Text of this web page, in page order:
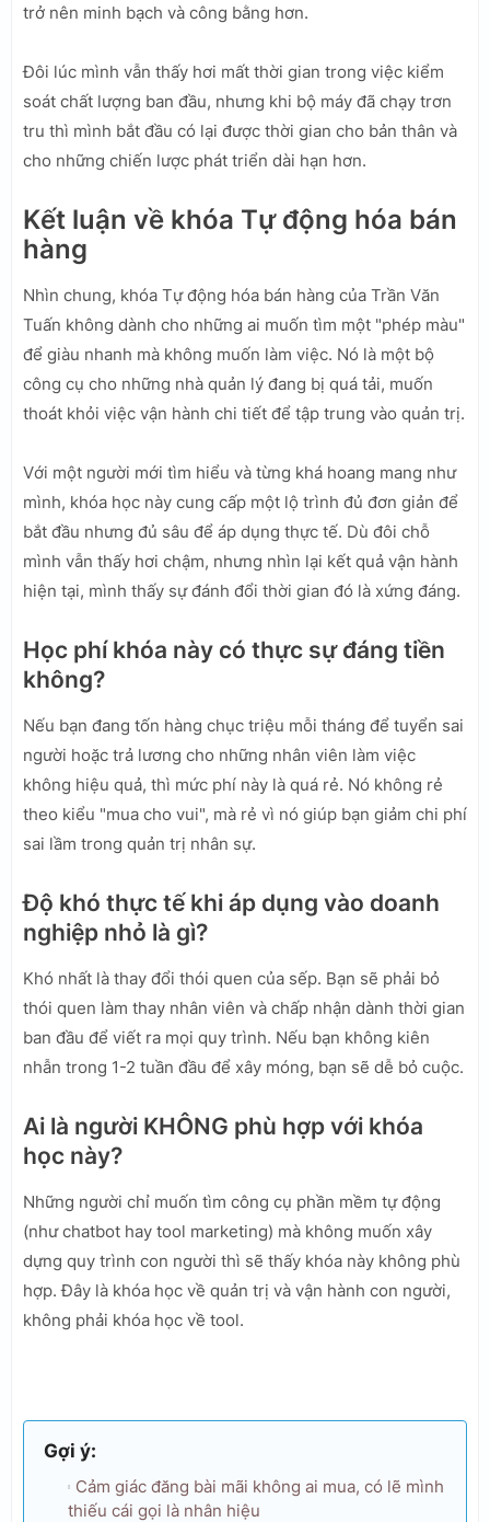
trở nên minh bạch và công bằng hơn.
Đôi lúc mình vẫn thấy hơi mất thời gian trong việc kiểm
soát chất lượng ban đầu, nhưng khi bộ máy đã chạy trơn
tru thì mình bắt đầu có lại được thời gian cho bản thân và
cho những chiến lược phát triển dài hạn hơn.
Kết luận về khóa Tự động hóa bán
hàng
Nhìn chung, khóa Tự động hóa bán hàng của Trần Văn
Tuấn không dành cho những ai muốn tìm một "phép màu"
để giàu nhanh mà không muốn làm việc. Nó là một bộ
công cụ cho những nhà quản lý đang bị quá tải, muốn
thoát khỏi việc vận hành chi tiết để tập trung vào quản trị.
Với một người mới tìm hiểu và từng khá hoang mang như
mình, khóa học này cung cấp một lộ trình đủ đơn giản để
bắt đầu nhưng đủ sâu để áp dụng thực tế. Dù đôi chỗ
mình vẫn thấy hơi chậm, nhưng nhìn lại kết quả vận hành
hiện tại, mình thấy sự đánh đổi thời gian đó là xứng đáng.
Học phí khóa này có thực sự đáng tiền
không?
Nếu bạn đang tốn hàng chục triệu mỗi tháng để tuyển sai
người hoặc trả lương cho những nhân viên làm việc
không hiệu quả, thì mức phí này là quá rẻ. Nó không rẻ
theo kiểu "mua cho vui", mà rẻ vì nó giúp bạn giảm chi phí
sai lầm trong quản trị nhân sự.
Độ khó thực tế khi áp dụng vào doanh
nghiệp nhỏ là gì?
Khó nhất là thay đổi thói quen của sếp. Bạn sẽ phải bỏ
thói quen làm thay nhân viên và chấp nhận dành thời gian
ban đầu để viết ra mọi quy trình. Nếu bạn không kiên
nhẫn trong 1-2 tuần đầu để xây móng, bạn sẽ dễ bỏ cuộc.
Ai là người KHÔNG phù hợp với khóa
học này?
Những người chỉ muốn tìm công cụ phần mềm tự động
(như chatbot hay tool marketing) mà không muốn xây
dựng quy trình con người thì sẽ thấy khóa này không phù
hợp. Đây là khóa học về quản trị và vận hành con người,
không phải khóa học về tool.
Gợi ý:
Cảm giác đăng bài mãi không ai mua, có lẽ mình
thiếu cái gọi là nhân hiệu